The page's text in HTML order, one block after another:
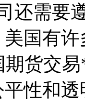
需要遵
国有
货交
性和